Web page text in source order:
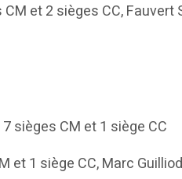
et 2 sièges CC, Fauvert
sièges CM et 1 siège CC
et 1 siège CC, Marc